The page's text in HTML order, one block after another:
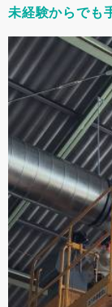
未経験からでも